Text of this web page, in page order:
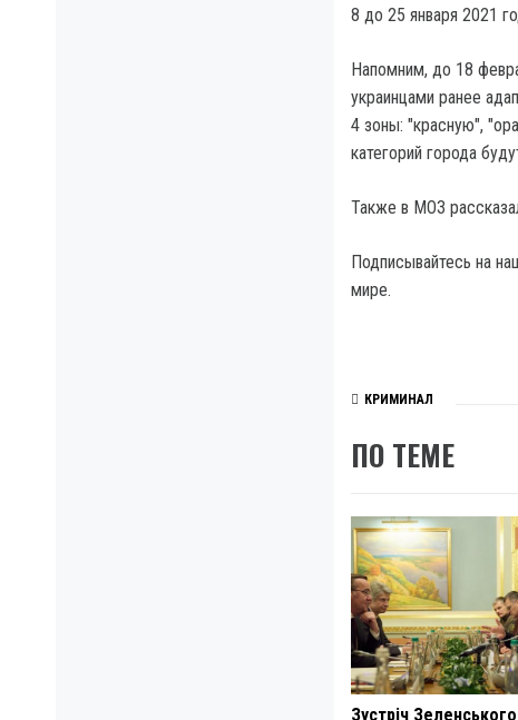
8 до 25 января 2021
Напомним, до 18
украинцами ранее
4 зоны: "красную",
категорий города
Также в МОЗ
Подписывайтесь на
мире.
КРИМИНАЛ
ПО ТЕМЕ
Зустріч